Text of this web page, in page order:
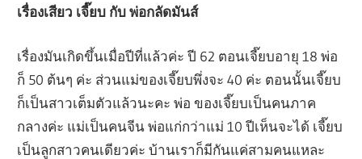
เรื่องเสียว เจี๊ยบ กับ พ่อกลัดมันส์
เรื่องมันเกิดขึ้นเมื่อปีที่แล้วค่ะ ปี 62 ตอนเจี๊ยบอายุ 18 พ่อ
ก็ 50 ต้นๆ ค่ะ ส่วนแม่ของเจี๊ยบพึ่งจะ 40 ค่ะ ตอนนั้นเจี๊ยบ
ก็เป็นสาวเต็มตัวแล้วนะคะ พ่อ ของเจี๊ยบเป็นคนภาค
กลางค่ะ แม่เป็นคนจีน พ่อแก่กว่าแม่ 10 ปีเห็นจะได้ เจี๊ยบ
เป็นลูกสาวคนเดียวค่ะ บ้านเราก็มีกันแค่สามคนแหละ